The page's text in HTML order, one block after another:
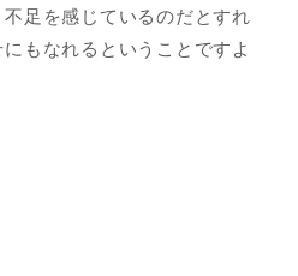
足を感じているのだとすれ
もなれるということですよ